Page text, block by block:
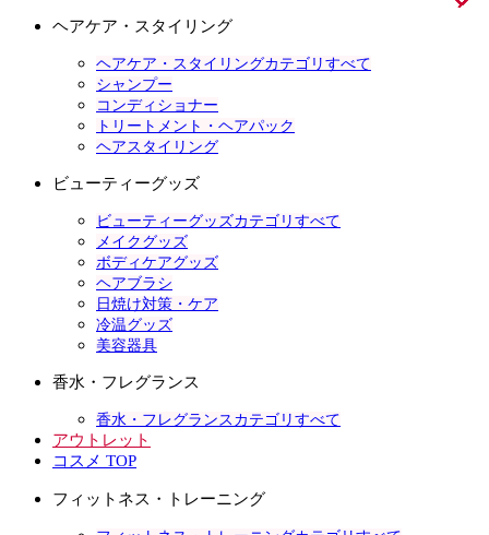
ヘアケア・スタイリング
ヘアケア・スタイリングカテゴリすべて
シャンプー
コンディショナー
トリートメント・ヘアパック
ヘアスタイリング
ビューティーグッズ
ビューティーグッズカテゴリすべて
メイクグッズ
ボディケアグッズ
ヘアブラシ
日焼け対策・ケア
冷温グッズ
美容器具
香水・フレグランス
香水・フレグランスカテゴリすべて
アウトレット
コスメ TOP
フィットネス・トレーニング